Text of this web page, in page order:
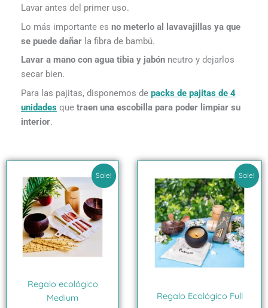
Lavar antes del primer uso.
Lo más importante es no meterlo al lavavajillas ya que
se puede dañar la fibra de bambú.
Lavar a mano con agua tibia y jabón neutro y dejarlos
secar bien.
Para las pajitas, disponemos de packs de pajitas de 4
unidades que traen una escobilla para poder limpiar su
interior.
Sale!
Regalo ecológico
Medium
precio
original
era:
49.90€.
precio
actual
es:
44.35€.
Sale!
Regalo Ecológico Full
original
era:
59.90€.
precio
actual
es:
54.96€.